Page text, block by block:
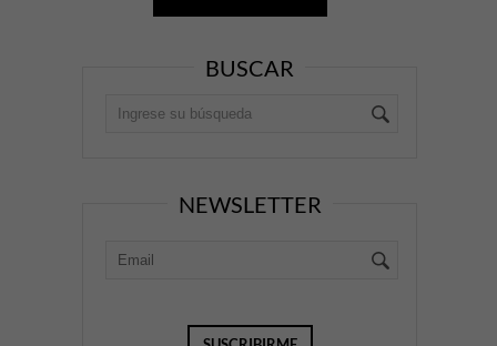
BUSCAR
NEWSLETTER